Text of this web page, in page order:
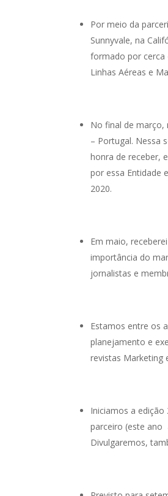
Por meio da
Sunnyvale, na
formado por cerca
Linhas Aéreas e
No final de março,
– Portugal. Nessa
honra de receber,
por essa Entidade
2020.
Em maio,
importância do
jornalistas e
Estamos entre os
planejamento e
revistas Marketing
Iniciamos a
parceiro (este ano
Divulgaremos,